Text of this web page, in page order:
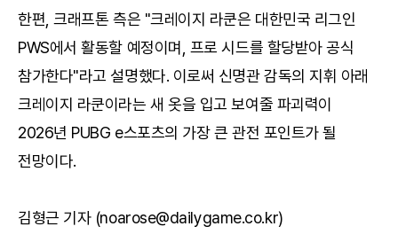
한편, 크래프톤 측은 "크레이지 라쿤은 대한민국 리그인
PWS에서 활동할 예정이며, 프로 시드를 할당받아 공식
참가한다"라고 설명했다. 이로써 신명관 감독의 지휘 아래
크레이지 라쿤이라는 새 옷을 입고 보여줄 파괴력이
2026년 PUBG e스포츠의 가장 큰 관전 포인트가 될
전망이다.
김형근 기자 (noarose@dailygame.co.kr)